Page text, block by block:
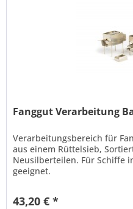
Fanggut Verarbeitung
Verarbeitungsbereich für
aus einem Rüttelsieb,
Neusilberteilen. Für Schiffe
geeignet.
43,20 € *